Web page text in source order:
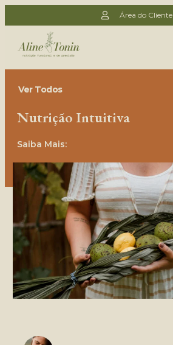
Área do Cliente
Ver Todos
Nutrição Intuitiva
Saiba Mais: